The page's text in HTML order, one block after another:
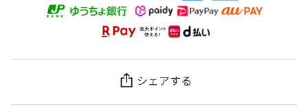
シェアする